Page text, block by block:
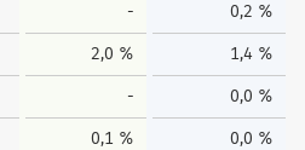
- 0,2 %
2,0 % 1,4 %
- 0,0 %
0,1 % 0,0 %